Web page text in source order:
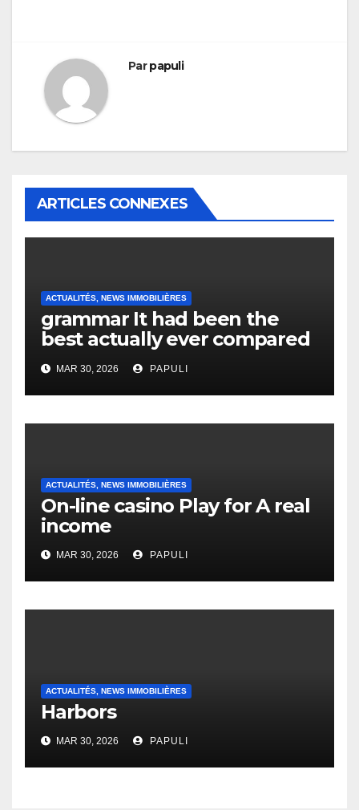
Parpapuli
ARTICLES CONNEXES
ACTUALITÉS, NEWS IMMOBILIÈRES
grammar It had been the
best actually ever compared
to it’s the top actually?
English Vocabulary Learners
Heap Change
MAR 30, 2026 PAPULI
ACTUALITÉS, NEWS IMMOBILIÈRES
On-line casino Play for A real
income
MAR 30, 2026 PAPULI
ACTUALITÉS, NEWS IMMOBILIÈRES
Harbors
MAR 30, 2026 PAPULI